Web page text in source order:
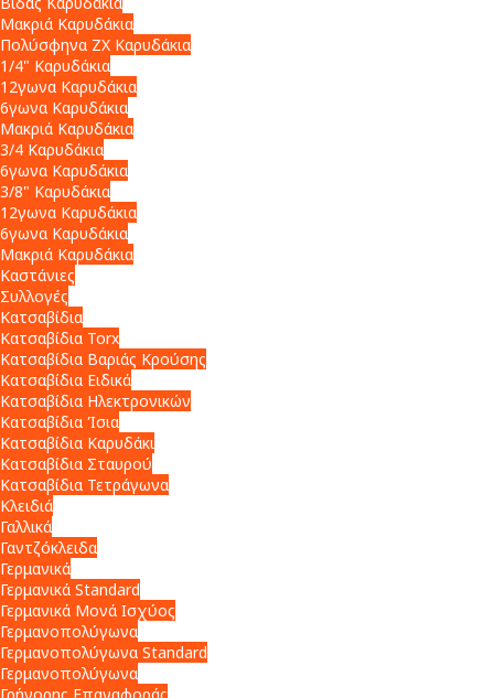
Μακριά Καρυδάκια
Πολύσφηνα ZX Καρυδάκια
1/4" Καρυδάκια
12γωνα Καρυδάκια
6γωνα Καρυδάκια
Μακριά Καρυδάκια
3/4 Καρυδάκια
6γωνα Καρυδάκια
3/8" Καρυδάκια
12γωνα Καρυδάκια
6γωνα Καρυδάκια
Μακριά Καρυδάκια
Καστάνιες
Συλλογές
Κατσαβίδια
Κατσαβίδια Torx
Κατσαβίδια Βαριάς Κρούσης
Κατσαβίδια Ειδικά
Κατσαβίδια Ηλεκτρονικών
Κατσαβίδια Ίσια
Κατσαβίδια Καρυδάκι
Κατσαβίδια Σταυρού
Κατσαβίδια Τετράγωνα
Κλειδιά
Γαλλικά
Γαντζόκλειδα
Γερμανικά
Γερμανικά Standard
Γερμανικά Μονά Ισχύος
Γερμανοπολύγωνα
Γερμανοπολύγωνα Standard
Γερμανοπολύγωνα
Γρήγορης Επαναφοράς